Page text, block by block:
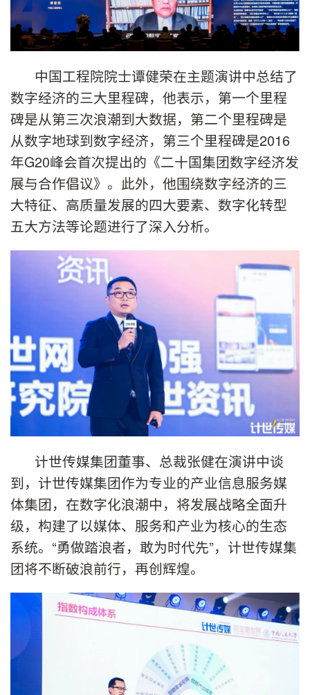
中国工程院院士谭健荣在主题演讲中总结了
数字经济的三大里程碑，他表示，第一个里程
碑是从第三次浪潮到大数据，第二个里程碑是
从数字地球到数字经济，第三个里程碑是2016
年G20峰会首次提出的《二十国集团数字经济发
展与合作倡议》。此外，他围绕数字经济的三
大特征、高质量发展的四大要素、数字化转型
五大方法等论题进行了深入分析。
计世传媒集团董事、总裁张健在演讲中谈
到，计世传媒集团作为专业的产业信息服务媒
体集团，在数字化浪潮中，将发展战略全面升
级，构建了以媒体、服务和产业为核心的生态
系统。“勇做踏浪者，敢为时代先”，计世传媒集
团将不断破浪前行，再创辉煌。